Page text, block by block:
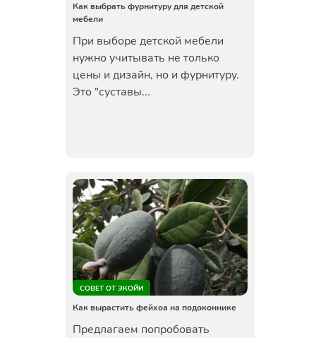
Как выбрать фурнитуру для детской
мебели
При выборе детской мебели
нужно учитывать не только
цены и дизайн, но и фурнитуру.
Это "суставы...
СОВЕТ ОТ ЭКОЙИ
Как вырастить фейхоа на подоконнике
Предлагаем попробовать